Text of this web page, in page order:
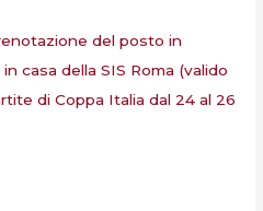
del posto in
casa della SIS Roma (valido
di Coppa Italia dal 24 al 26